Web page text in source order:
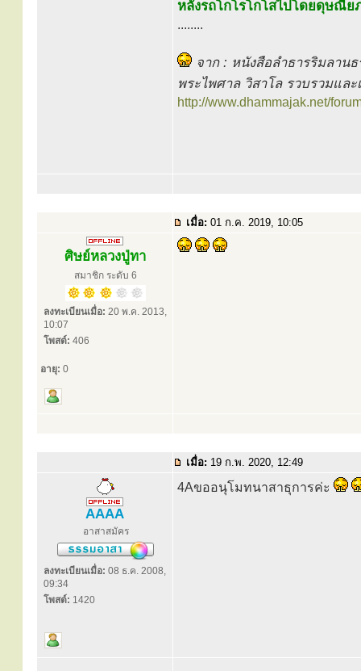
หลังรถโกโรโกโสไปโดยดุษณีย
........
จาก : หนังสือลำธารริมลานธ
พระไพศาล วิสาโล รวบรวมและ
http://www.dhammajak.net/
เมื่อ: 01 ก.ค. 2019, 10:05
ศิษย์หลวงปู่ทา
สมาชิก ระดับ 6
ลงทะเบียนเมื่อ: 20 พ.ค. 2013,
10:07
โพสต์: 406
อายุ: 0
เมื่อ: 19 ก.พ. 2020, 12:49
AAAA
อาสาสมัคร
ลงทะเบียนเมื่อ: 08 ธ.ค. 2008,
09:34
โพสต์: 1420
4Aขออนุโมทนาสาธุการค่ะ